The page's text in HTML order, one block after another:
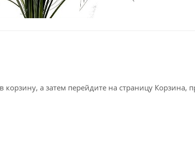
а затем перейдите на страницу Корзина,